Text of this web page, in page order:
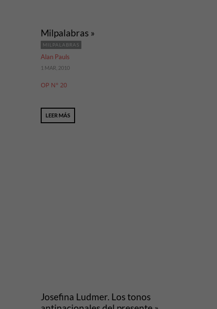
Milpalabras »
MILPALABRAS
Alan Pauls
1 MAR, 2010
OP N° 20
LEER MÁS
Josefina Ludmer. Los tonos